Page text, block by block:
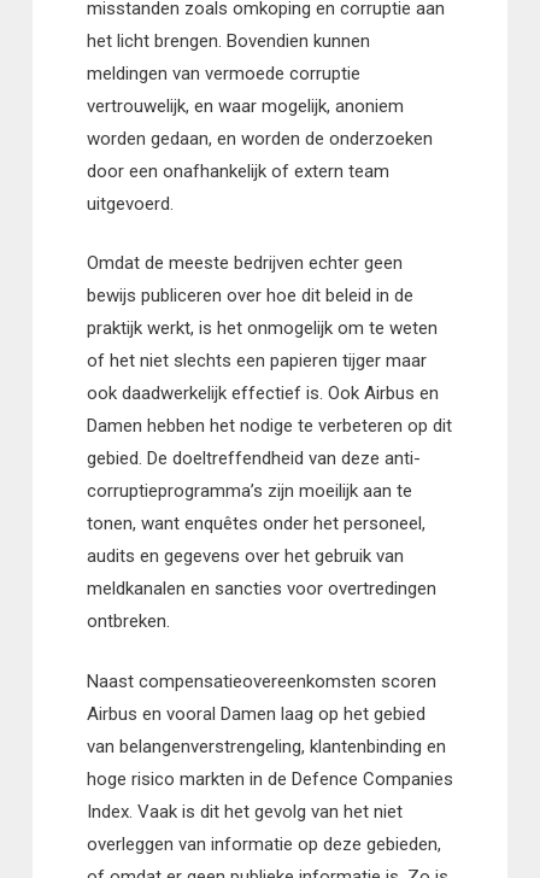
misstanden zoals omkoping en corruptie aan
het licht brengen. Bovendien kunnen
meldingen van vermoede corruptie
vertrouwelijk, en waar mogelijk, anoniem
worden gedaan, en worden de onderzoeken
door een onafhankelijk of extern team
uitgevoerd.
Omdat de meeste bedrijven echter geen
bewijs publiceren over hoe dit beleid in de
praktijk werkt, is het onmogelijk om te weten
of het niet slechts een papieren tijger maar
ook daadwerkelijk effectief is. Ook Airbus en
Damen hebben het nodige te verbeteren op dit
gebied. De doeltreffendheid van deze anti-
corruptieprogramma’s zijn moeilijk aan te
tonen, want enquêtes onder het personeel,
audits en gegevens over het gebruik van
meldkanalen en sancties voor overtredingen
ontbreken.
Naast compensatieovereenkomsten scoren
Airbus en vooral Damen laag op het gebied
van belangenverstrengeling, klantenbinding en
hoge risico markten in de Defence Companies
Index. Vaak is dit het gevolg van het niet
overleggen van informatie op deze gebieden,